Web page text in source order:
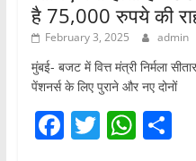
है 75,000 रुपये की
February 3, 2025 admin
मुंबई- बजट में वित्त मंत्री निर्मला
पेंशनर्स के लिए पुराने और नए दोनों
F T W S